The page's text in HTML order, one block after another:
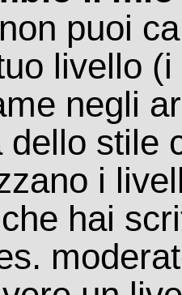
puoi
livello
negli
dello stile
i
hai